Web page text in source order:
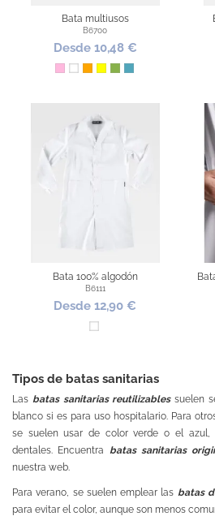
Bata multiusos
B6700
Desde 10,48 €
RosaBlanco
Naranja
Amarillo
Pistacho
Turquesa
Bata 100% algodón
B6111
Desde 12,90 €
Blanco
Tipos de batas sanitarias
Las batas sanitarias reutilizablessuelen
blanco si es para uso hospitalario. Para
se suelen usar de color verde o el
dentales. Encuentra batas sanitarias
nuestra web.
Para verano, se suelen emplear las batas
para evitar el color, aunque son menos